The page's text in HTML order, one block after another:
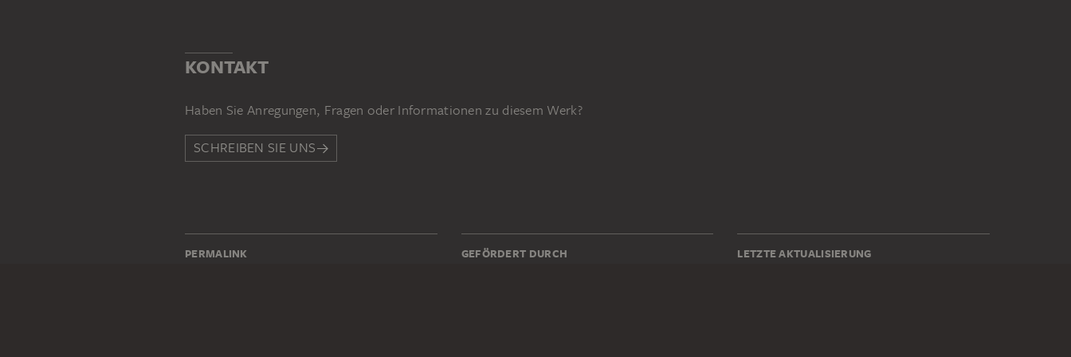
KONTAKT
Haben Sie Anregungen, Fragen oder Informationen zu diesem Werk?
SCHREIBEN SIE UNS
PERMALINK GEFÖRDERT DURCH LETZTE AKTUALISIERUNG